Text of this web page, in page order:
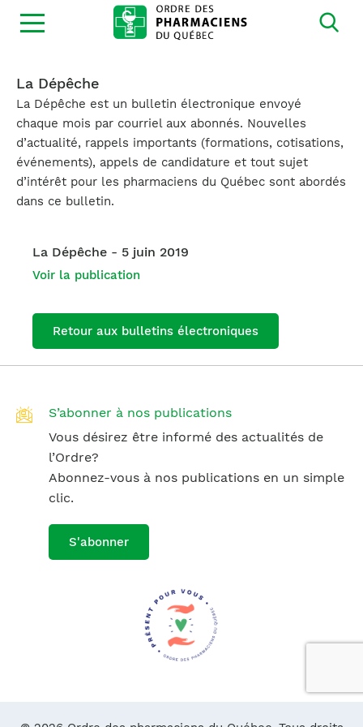
Ouvrir
la
La Dépêche
La Dépêche est un bulletin électronique envoyé
chaque mois par courriel aux abonnés. Nouvelles
d’actualité, rappels importants (formations, cotisations,
événements), appels de candidature et tout sujet
d’intérêt pour les pharmaciens du Québec sont abordés
dans ce bulletin.
La Dépêche - 5 juin 2019
Voir la publication
Retour aux bulletins électroniques
S’abonner à nos publications
Vous désirez être informé des actualités de
l’Ordre?
Abonnez-vous à nos publications en un simple
clic.
S'abonner